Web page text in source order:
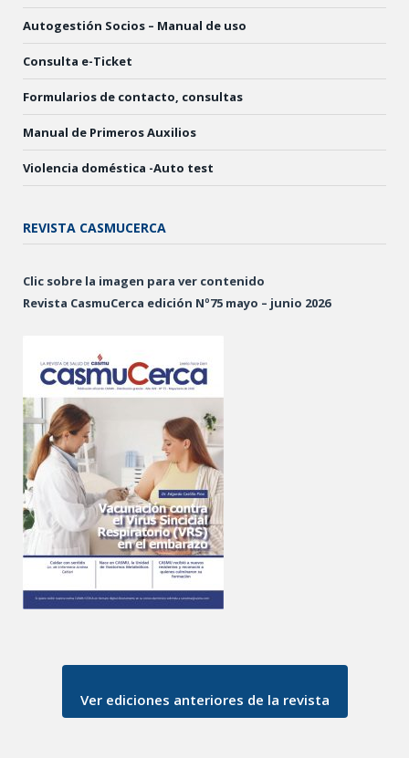
Autogestión Socios – Manual de uso
Consulta e-Ticket
Formularios de contacto, consultas
Manual de Primeros Auxilios
Violencia doméstica -Auto test
REVISTA CASMUCERCA
Clic sobre la imagen para ver contenido
Revista CasmuCerca edición Nº75 mayo – junio 2026
Ver ediciones anteriores de la revista